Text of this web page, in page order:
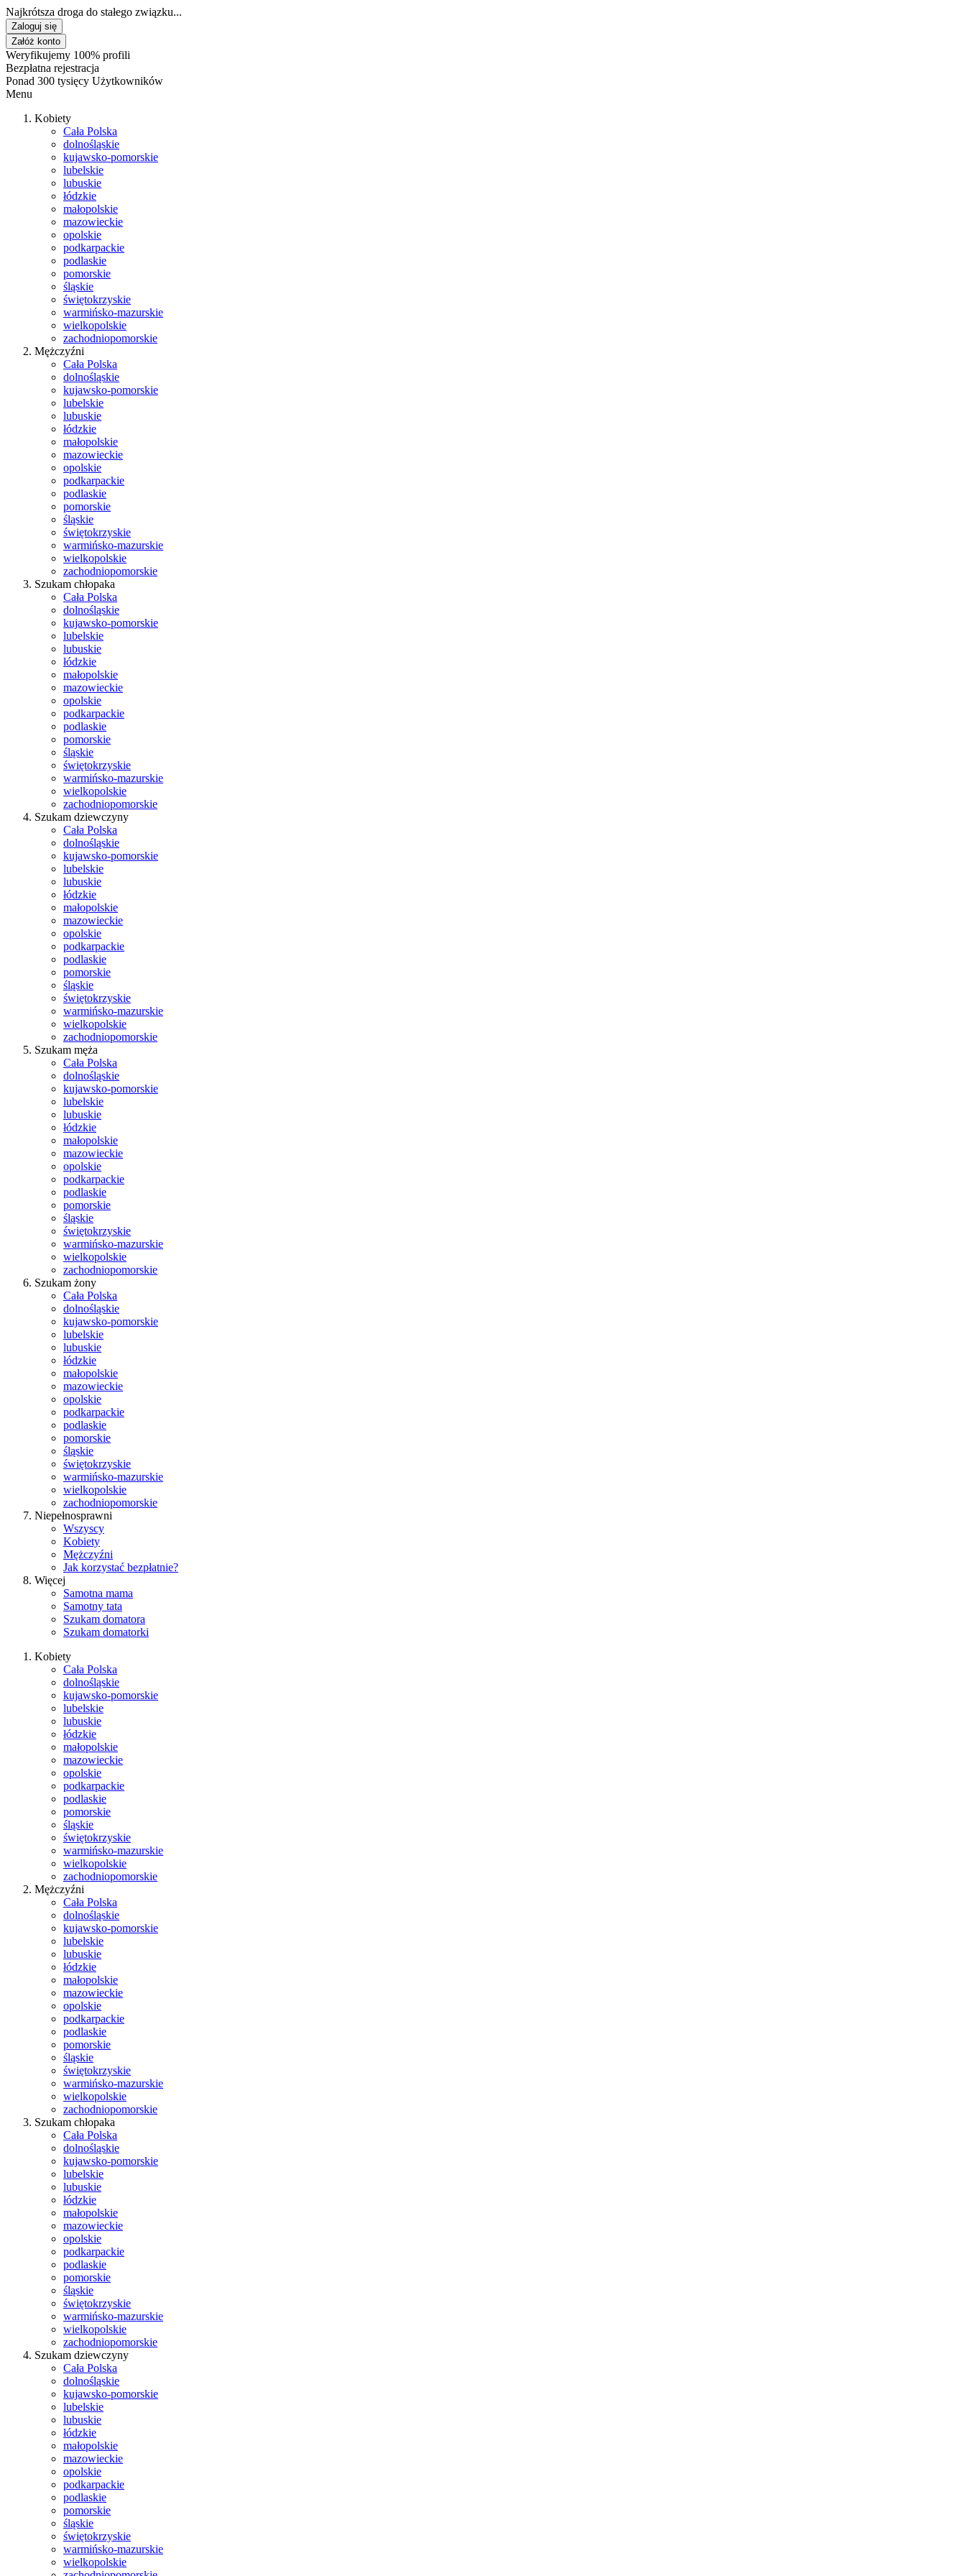
Najkrótsza droga do stałego związku...
Zaloguj się
Załóż konto
Weryfikujemy 100% profili
Bezpłatna rejestracja
Ponad 300 tysięcy Użytkowników
Menu
Kobiety
Cała Polska
dolnośląskie
kujawsko-pomorskie
lubelskie
lubuskie
łódzkie
małopolskie
mazowieckie
opolskie
podkarpackie
podlaskie
pomorskie
śląskie
świętokrzyskie
warmińsko-mazurskie
wielkopolskie
zachodniopomorskie
Mężczyźni
Cała Polska
dolnośląskie
kujawsko-pomorskie
lubelskie
lubuskie
łódzkie
małopolskie
mazowieckie
opolskie
podkarpackie
podlaskie
pomorskie
śląskie
świętokrzyskie
warmińsko-mazurskie
wielkopolskie
zachodniopomorskie
Szukam chłopaka
Cała Polska
dolnośląskie
kujawsko-pomorskie
lubelskie
lubuskie
łódzkie
małopolskie
mazowieckie
opolskie
podkarpackie
podlaskie
pomorskie
śląskie
świętokrzyskie
warmińsko-mazurskie
wielkopolskie
zachodniopomorskie
Szukam dziewczyny
Cała Polska
dolnośląskie
kujawsko-pomorskie
lubelskie
lubuskie
łódzkie
małopolskie
mazowieckie
opolskie
podkarpackie
podlaskie
pomorskie
śląskie
świętokrzyskie
warmińsko-mazurskie
wielkopolskie
zachodniopomorskie
Szukam męża
Cała Polska
dolnośląskie
kujawsko-pomorskie
lubelskie
lubuskie
łódzkie
małopolskie
mazowieckie
opolskie
podkarpackie
podlaskie
pomorskie
śląskie
świętokrzyskie
warmińsko-mazurskie
wielkopolskie
zachodniopomorskie
Szukam żony
Cała Polska
dolnośląskie
kujawsko-pomorskie
lubelskie
lubuskie
łódzkie
małopolskie
mazowieckie
opolskie
podkarpackie
podlaskie
pomorskie
śląskie
świętokrzyskie
warmińsko-mazurskie
wielkopolskie
zachodniopomorskie
Niepełnosprawni
Wszyscy
Kobiety
Mężczyźni
Jak korzystać bezpłatnie?
Więcej
Samotna mama
Samotny tata
Szukam domatora
Szukam domatorki
Kobiety
Cała Polska
dolnośląskie
kujawsko-pomorskie
lubelskie
lubuskie
łódzkie
małopolskie
mazowieckie
opolskie
podkarpackie
podlaskie
pomorskie
śląskie
świętokrzyskie
warmińsko-mazurskie
wielkopolskie
zachodniopomorskie
Mężczyźni
Cała Polska
dolnośląskie
kujawsko-pomorskie
lubelskie
lubuskie
łódzkie
małopolskie
mazowieckie
opolskie
podkarpackie
podlaskie
pomorskie
śląskie
świętokrzyskie
warmińsko-mazurskie
wielkopolskie
zachodniopomorskie
Szukam chłopaka
Cała Polska
dolnośląskie
kujawsko-pomorskie
lubelskie
lubuskie
łódzkie
małopolskie
mazowieckie
opolskie
podkarpackie
podlaskie
pomorskie
śląskie
świętokrzyskie
warmińsko-mazurskie
wielkopolskie
zachodniopomorskie
Szukam dziewczyny
Cała Polska
dolnośląskie
kujawsko-pomorskie
lubelskie
lubuskie
łódzkie
małopolskie
mazowieckie
opolskie
podkarpackie
podlaskie
pomorskie
śląskie
świętokrzyskie
warmińsko-mazurskie
wielkopolskie